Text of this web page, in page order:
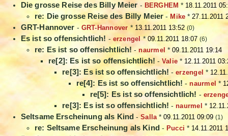
Die grosse Reise des Billy Meier - BERGHEM * 18.11.2011
re: Die grosse Reise des Billy Meier - Mike*27.11.2011
GRT-Hannover -GRT-Hannover * 13.11.2011 13:52 (0)
Es ist so offensichtlich! - erzengel*09.11.2011 18:07 (6)
re: Es ist so offensichtlich! -naurmel *09.11.2011 19:14
re[2]: Es ist so offensichtlich! - Valie * 12.11.2011
re[3]: Es ist so offensichtlich! -erzengel *
re[4]: Es ist so offensichtlich! -naurmel *
re[5]: Es ist so offensichtlich! -
re[3]: Es ist so offensichtlich! -naurmel *
Seltsame Erscheinung als Kind -Salla*09.11.2011 09:09 (1)
re: Seltsame Erscheinung als Kind - Pucci * 14.11.2011